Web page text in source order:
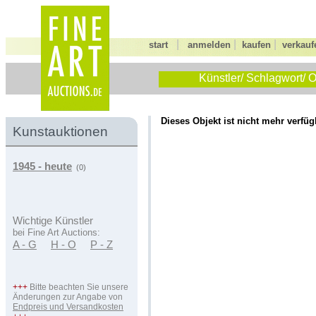
start anmelden kaufen
Künstler/ Schlagwort/
Kunstauktionen
1945 - heute (0)
Wichtige Künstler
bei Fine Art Auctions:
A - G H - O P - Z
+++ Bitte beachten Sie unsere
Änderungen zur Angabe von
Endpreis und Versandkosten
Dieses Objekt ist nicht mehr